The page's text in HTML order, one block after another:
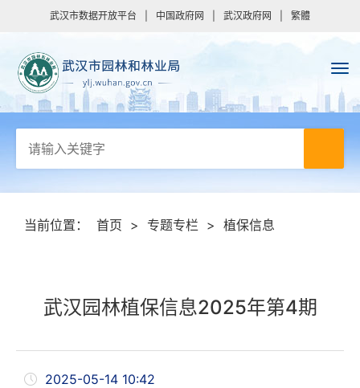
武汉市数据开放平台 中国政府网 武汉政府网 繁體
当前位置： 首页 > 专题专栏 > 植保信息
武汉园林植保信息2025年第4期
2025-05-14 10:42